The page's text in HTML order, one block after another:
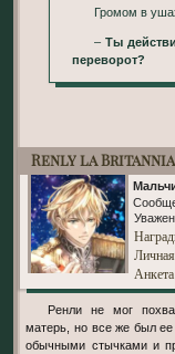
Громом в
– Ты
переворот?
Renly la Britannia
Ренли не мог похвастаться особенно близкими отношениями с
матерь, но все же был
обычными стычками и